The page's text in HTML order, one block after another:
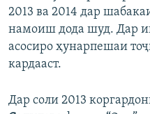
2013 ва 2014 дар
намоиш дода шуд. Дар
асосиро ҳунарпешаи
кардааст.
Дар соли 2013